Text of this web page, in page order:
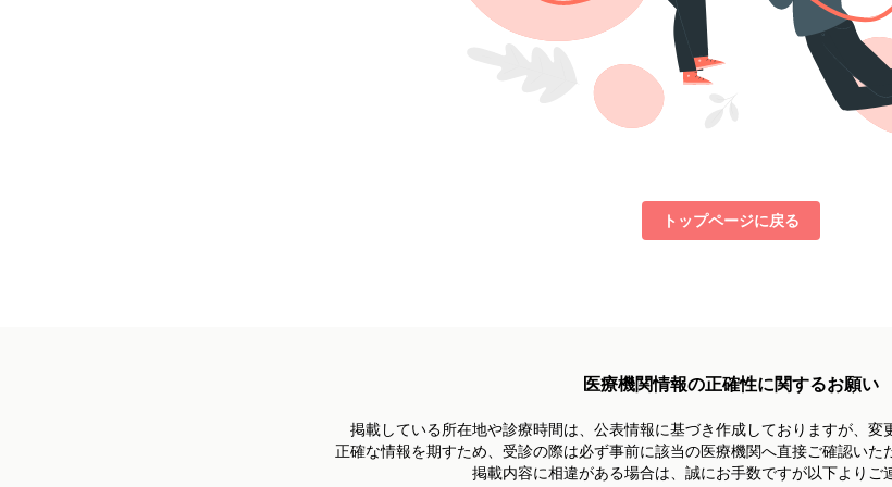
トップページに戻る
医療機関情報の正確性に関するお願い
掲載している所在地や診療時間は、 公表情報に基づき作成しておりますが、 変
正確な情報を期すため、受診の際は必ず事前に該当の医療機関へ直接ご確認いた
掲載内容に相違がある場合は、 誠にお手数ですが以下よりご